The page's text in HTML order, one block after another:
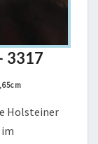
3317
Holsteiner